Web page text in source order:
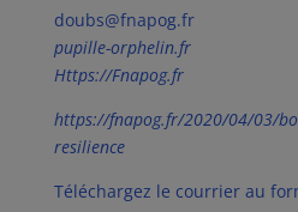
doubs@fnapog.fr
pupille-orphelin.fr
Https://Fnapog.fr
https://fnapog.fr/2020/04/03/
resilience
Téléchargez le courrier au